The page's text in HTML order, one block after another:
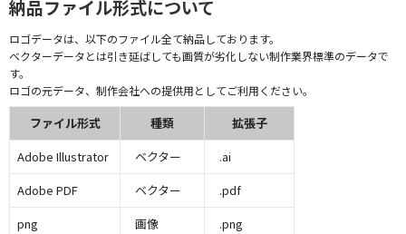
納品ファイル形式について
ロゴデータは、以下のファイル全て納品しております。
ベクターデータとは引き延ばしても画質が劣化しない制作業界標準のデータで
す。
ロゴの元データ、制作会社への提供用としてご利用ください。
ファイル形式 種類
拡張子
Adobe Illustrator
ベクター
.ai
Adobe PDF
ベクター
.pdf
png
画像
.png